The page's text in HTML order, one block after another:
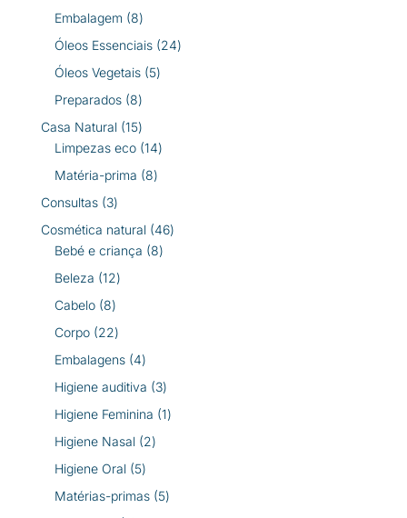
produtos
Embalagem 88
produtos
Óleos Essenciais 2424
Óleos Vegetais 55
Preparados 88
produtos
Casa Natural 1515
produtos
Limpezas eco 1414
Matéria-prima 88
Consultas 33
produtos
Cosmética natural 4646
Bebé e criança 88
Beleza 1212
Cabelo 88
produtos
Corpo 2222
produtos
Embalagens 44
produtos
Higiene auditiva 33
produtos
Higiene Feminina 11
Higiene Nasal 22
Higiene Oral 55
produtos
Matérias-primas 55